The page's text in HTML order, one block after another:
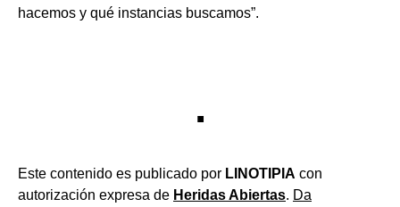
hacemos y qué instancias buscamos”.
.
Este contenido es publicado por LINOTIPIA con
autorización expresa de Heridas Abiertas. Da